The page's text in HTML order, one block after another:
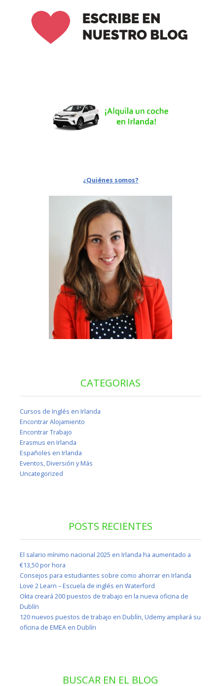
¿Quiénes somos?
CATEGORIAS
Cursos de Inglés en Irlanda
Encontrar Alojamiento
Encontrar Trabajo
Erasmus en Irlanda
Españoles en Irlanda
Eventos, Diversión y Más
Uncategorized
POSTS RECIENTES
El salario mínimo nacional 2025 en Irlanda ha aumentado a
€13,50 por hora
Consejos para estudiantes sobre como ahorrar en Irlanda
Love 2 Learn – Escuela de inglés en Waterford
Okta creará 200 puestos de trabajo en la nueva oficina de
Dublín
120 nuevos puestos de trabajo en Dublín, Udemy ampliará su
oficina de EMEA en Dublín
BUSCAR EN EL BLOG